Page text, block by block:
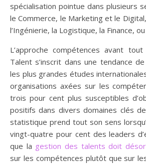
spécialisation pointue dans plusieurs
le Commerce, le Marketing et le
l’Ingénierie, la Logistique, la Finance,
L’approche compétences avant
Talent s’inscrit dans une tendance
les plus grandes études
organisations axées sur les
trois pour cent plus susceptibles
positifs dans divers domaines clés
statistique prend tout son sens
vingt-quatre pour cent des leaders
que la gestion des talents doit
sur les compétences plutôt que sur